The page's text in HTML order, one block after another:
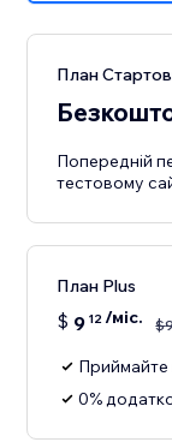
План
Попередній
тестовому
План Plus
$ 9 12/міс. $
Приймайте
0%